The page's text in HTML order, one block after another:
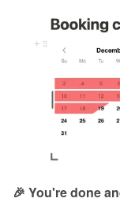
🎉 You're done